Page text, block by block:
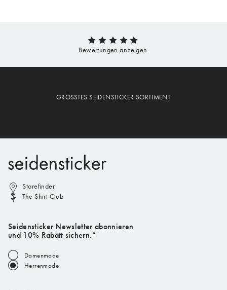
GRÖSSTES SEIDENSTICKER SORTIMENT
Storefinder
The Shirt Club
Seidensticker Newsletter abonnieren
und 10% Rabatt sichern.*
Damenmode
Herrenmode